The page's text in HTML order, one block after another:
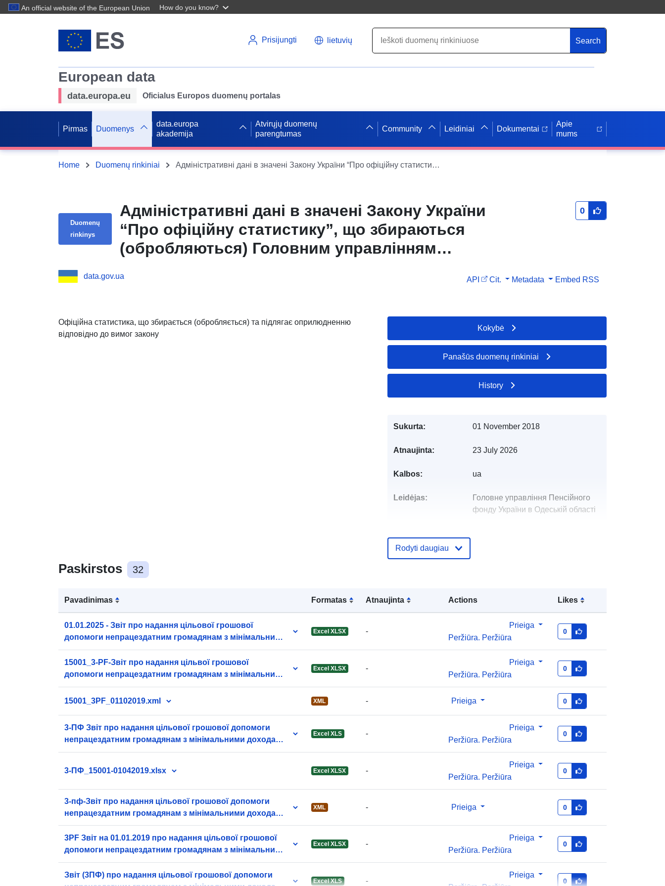
An official website of the European Union How do you know?
Prisijungti lietuvių Search
European data
data.europa.eu Oficialus Europos duomenų portalas
Pirmas Duomenys
data.europa
akademija
Atvirųjų duomenų
parengtumas
Community Leidiniai Dokumentai
Apie
mums
Home Duomenų rinkiniai Адміністративні дані в значені Закону України “Про офіційну статистику”, що збираються (обробляються) Головним управлінням Пенсійного фонду України в Одеській області та підлягають оприлюдненню відповідно до вимог закону
Duomenų
rinkinys
Адміністративні дані в значені Закону України
“Про офіційну статистику”, що збираються
(обробляються) Головним управлінням
підлягають оприлюдненню відповідно до вимог
0
data.gov.ua API Cit. Metadata Embed RSS
Офіційна статистика, що збирається (обробляється) та підлягає оприлюдненню
відповідно до вимог закону
Paskirstos 32
Pavadinimas Formatas Atnaujinta Actions Likes
01.01.2025 - Звіт про надання цільової грошової
допомоги непрацездатним громадянам з мінімальними
доходами
Excel XLSX -
Prieiga
Peržiūra. Peržiūra
0
15001_3-PF-Звіт про надання цільвої грошової
допомоги непрацездатним громадянам з мінімальними
доходами на 01.07.2020.xlsx
Excel XLSX -
Prieiga
Peržiūra. Peržiūra
0
15001_3PF_01102019.xml XML - Prieiga 0
3-ПФ Звіт про надання цільової грошової допомоги
непрацездатним громадянам з мінімальними доходами
станом на 01.10.2018.xls
Excel XLS -
Prieiga
Peržiūra. Peržiūra
0
3-ПФ_15001-01042019.xlsx Excel XLSX -
Prieiga
Peržiūra. Peržiūra
0
3-пф-Звіт про надання цільової грошової допомоги
непрацездатним громадянам з мінімальними доходами
на 01.07.2019.xml
XML - Prieiga 0
3PF Звіт на 01.01.2019 про надання цільової грошової
допомоги непрацездатним громадянам з мінімальними
доходами.xlsx
Excel XLSX -
Prieiga
Peržiūra. Peržiūra
0
Звіт (3ПФ) про надання цільової грошової допомоги
Excel XLS -
Prieiga
0
Kokybė
Panašūs duomenų rinkiniai
History
Sukurta: 01 November 2018
Atnaujinta: 23 July 2026
Kalbos: ua
Leidėjas:
Головне управління Пенсійного
фонду України в Одеській області
punktas:
Atnaujinta informacija apie duomenis.europa.eu:
29 July 2026
4d635e1e-5595-4560-bb34-
50077dac01e4
http://data.europa.eu/88u/dataset/4d
635e1e-5595-4560-bb34-
50077dac01e4
Rodyti daugiau